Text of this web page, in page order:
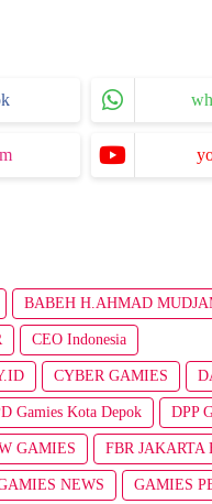
BABEH H.AHMAD
CEO Indonesia
CYBER GAMIES
Gamies Kota Depok DPP
GAMIES FBR JAKARTA
NEWS GAMIES